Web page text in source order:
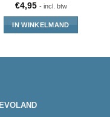
€4,95 - incl. btw
IN WINKELMAND